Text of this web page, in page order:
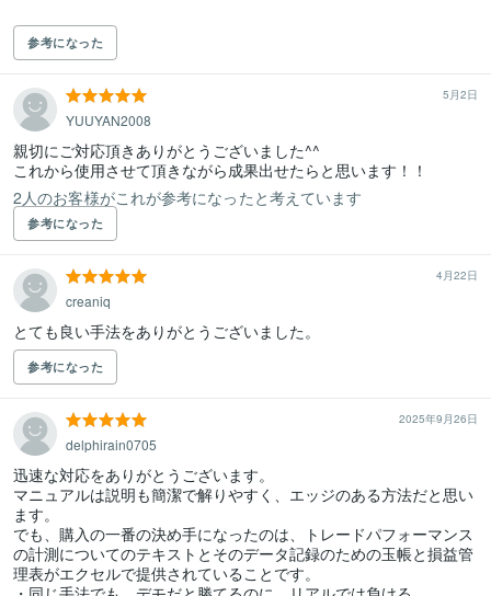
参考になった
5月2日
YUUYAN2008
親切にご対応頂きありがとうございました^^
これから使用させて頂きながら成果出せたらと思います！！
2人のお客様がこれが参考になったと考えています
参考になった
4月22日
creaniq
とても良い手法をありがとうございました。
参考になった
2025年9月26日
delphirain0705
迅速な対応をありがとうございます。
マニュアルは説明も簡潔で解りやすく、エッジのある方法だと思い
ます。
でも、購入の一番の決め手になったのは、トレードパフォーマンス
の計測についてのテキストとそのデータ記録のための玉帳と損益管
理表がエクセルで提供されていることです。